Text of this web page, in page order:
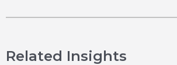
Related Insights